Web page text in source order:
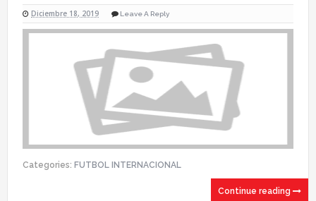
Diciembre 18, 2019 Leave A Reply
Categories: FUTBOL INTERNACIONAL
Continue reading